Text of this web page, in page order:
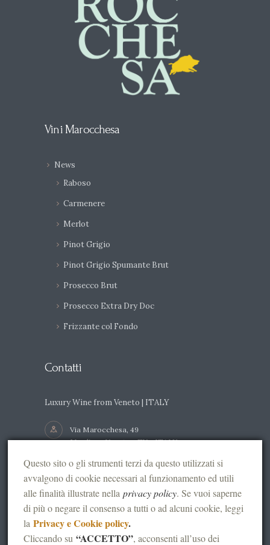
Vini Marocchesa
News
Raboso
Carmenere
Merlot
Pinot Grigio
Pinot Grigio Spumante Brut
Prosecco Brut
Prosecco Extra Dry Doc
Frizzante col Fondo
Contatti
Luxury Wine from Veneto | ITALY
Via Marocchesa, 49
Mogliano Veneto - TV - ITALY
+39 041 5415056 / +39 335 8326117
info@vinimarocchesa.it
Questo sito o gli strumenti terzi da questo utilizzati si
avvalgono di cookie necessari al funzionamento ed utili
alle finalità illustrate nellaprivacy policy. Se vuoi saperne
di più o negare il consenso a tutti o ad alcuni cookie, leggi
laPrivacy e Cookie policy.
Cliccando su“ACCETTO”, acconsenti all’uso dei